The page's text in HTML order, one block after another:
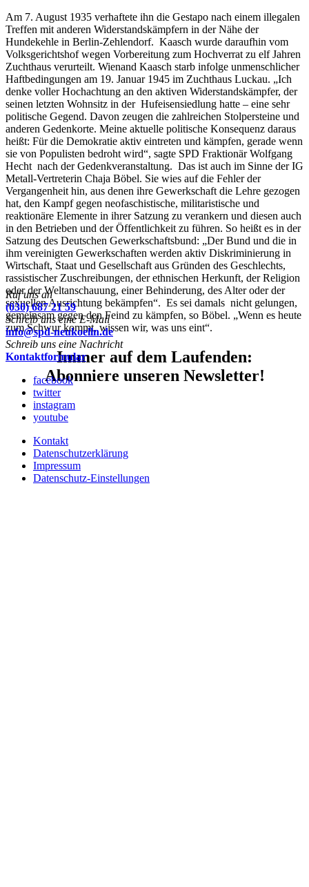
Am 7. August 1935 verhaftete ihn die Gestapo nach einem illegalen
Treffen mit anderen Widerstandskämpfern in der Nähe der
Hundekehle in Berlin-Zehlendorf. Kaasch wurde daraufhin vom
Volksgerichtshof wegen Vorbereitung zum Hochverrat zu elf Jahren
Zuchthaus verurteilt. Wienand Kaasch starb infolge unmenschlicher
Haftbedingungen am 19. Januar 1945 im Zuchthaus Luckau. „Ich
denke voller Hochachtung an den aktiven Widerstandskämpfer, der
seinen letzten Wohnsitz in der Hufeisensiedlung hatte – eine sehr
politische Gegend. Davon zeugen die zahlreichen Stolpersteine und
anderen Gedenkorte. Meine aktuelle politische Konsequenz daraus
heißt: Für die Demokratie aktiv eintreten und kämpfen, gerade wenn
sie von Populisten bedroht wird“, sagte SPD Fraktionär Wolfgang
Hecht nach der Gedenkveranstaltung. Das ist auch im Sinne der IG
Metall-Vertreterin Chaja Böbel. Sie wies auf die Fehler der
Vergangenheit hin, aus denen ihre Gewerkschaft die Lehre gezogen
hat, den Kampf gegen neofaschistische, militaristische und
reaktionäre Elemente in ihrer Satzung zu verankern und diesen auch
in den Betrieben und der Öffentlichkeit zu führen. So heißt es in der
Satzung des Deutschen Gewerkschaftsbund: „Der Bund und die in
ihm vereinigten Gewerkschaften werden aktiv Diskriminierung in
Wirtschaft, Staat und Gesellschaft aus Gründen des Geschlechts,
rassistischer Zuschreibungen, der ethnischen Herkunft, der Religion
oder der Weltanschauung, einer Behinderung, des Alter oder der
sexuellen Ausrichtung bekämpfen“. Es sei damals nicht gelungen,
gemeinsam gegen den Feind zu kämpfen, so Böbel. „Wenn es heute
zum Schwur kommt, wissen wir, was uns eint“.
Immer auf dem Laufenden:
Abonniere unseren Newsletter!
Ruf uns an
(030) 687 21 59
Schreib uns eine E-Mail
info@spd-neukoelln.de
Schreib uns eine Nachricht
Kontaktformular
facebook
twitter
instagram
youtube
Kontakt
Datenschutzerklärung
Impressum
Datenschutz-Einstellungen